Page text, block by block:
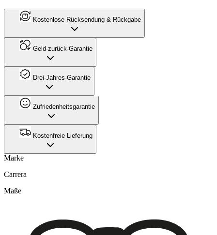
Kostenlose Rücksendung & Rückgabe
Geld-zurück-Garantie
Drei-Jahres-Garantie
Zufriedenheitsgarantie
Kostenfreie Lieferung
Marke
Carrera
Maße